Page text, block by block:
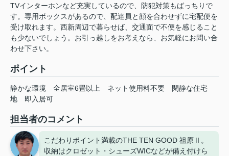
TVインターホンなど充実しているので、防犯対策もばっちりで
す。専用ボックスがあるので、配達員と顔を合わせずに宅配便を
受け取れます。西新周辺で暮らせば、交通面で不便を感じること
も少ないでしょう。お引っ越しをお考えなら、お気軽にお問い合
わせ下さい。
ポイント
静かな環境 全居室6畳以上 ネット使用料不要
閑静な住宅
地
即入居可
担当者のコメント
こだわりポイント満載のTHE TEN GOOD 祖原Ⅱ。
収納はクロゼット・シューズWICなどが備え付けら